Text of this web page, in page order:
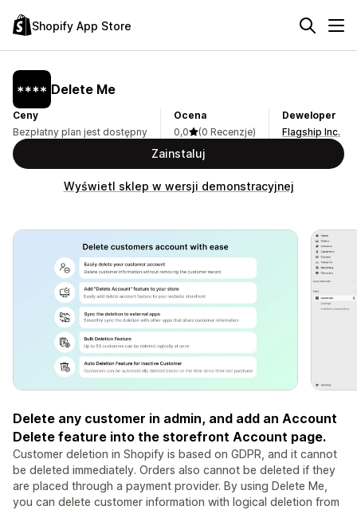
Shopify App Store
Delete Me
Ceny
Bezpłatny plan jest dostępny
Ocena
0,0
(0 Recenzje)
Deweloper
Flagship Inc.
Zainstaluj
Wyświetl sklep w wersji demonstracyjnej
Delete any customer in admin, and add an Account
Delete feature into the storefront Account page.
Customer deletion in Shopify is based on GDPR, and it cannot
be deleted immediately. Orders also cannot be deleted if they
are placed through a payment provider. By using Delete Me,
you can delete customer information with logical deletion from